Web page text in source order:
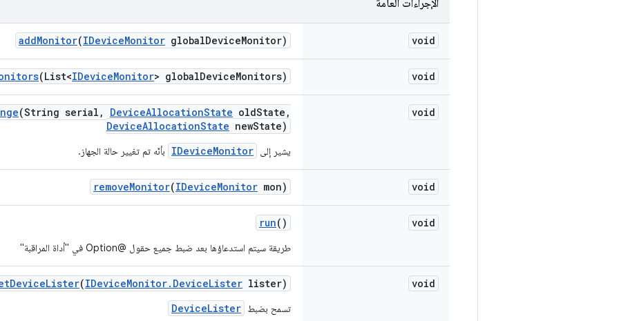
الإجراءات العامة
void
addMonitor(IDeviceMonitor globalDeviceMonitor)
void
(List<IDeviceMonitor> globalDeviceMonitors)
void
(String serial , DeviceAllocationState oldState ,
DeviceAllocationState newState)
يشير إلى IDeviceMonitor بأنّه تم تغيير حالة الجهاز.
void
removeMonitor(IDeviceMonitor mon)
void
run()
طريقة سيتم استدعاؤها بعد ضبط جميع حقول @Option في "أداة المراقبة"
void
DeviceLister(IDeviceMonitor. DeviceLister lister)
تسمح بضبط DeviceLister